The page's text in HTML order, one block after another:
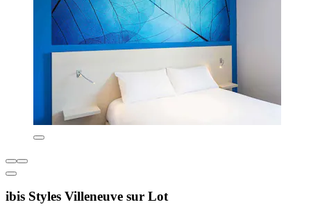
ibis Styles Villeneuve sur Lot